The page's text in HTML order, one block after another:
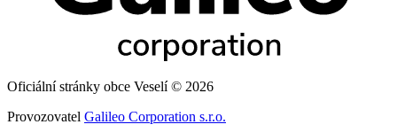
Oficiální stránky obce Veselí © 2026
Provozovatel Galileo Corporation s.r.o.